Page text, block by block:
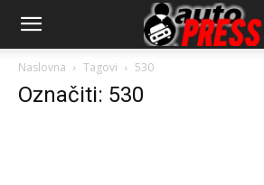
AutopressHR
Naslovna Tagovi 530
Označiti: 530